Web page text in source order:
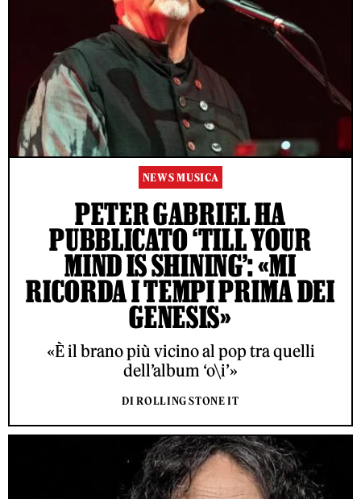
NEWS MUSICA
PETER GABRIEL HA
PUBBLICATO ‘TILL YOUR
MIND IS SHINING’: «MI
RICORDA I TEMPI PRIMA DEI
GENESIS»
«È il brano più vicino al pop tra quelli
dell’album ‘o\i’»
DI ROLLING STONE IT